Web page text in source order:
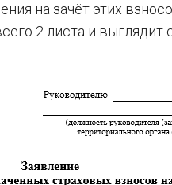
на зачёт этих
2 листа и